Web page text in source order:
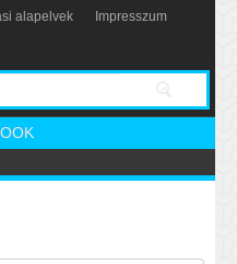
alapelvek Impresszum